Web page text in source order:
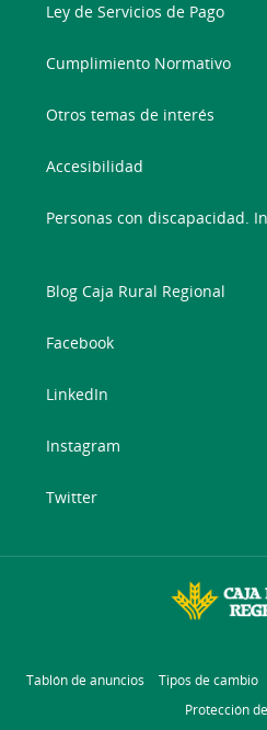
Ley de Servicios de Pago
Cumplimiento Normativo
Otros temas de interés
Accesibilidad
Personas con discapacidad.
Blog Caja Rural Regional
Facebook
LinkedIn
Instagram
Twitter
Tablón de anuncios Tipos de cambio
Protección